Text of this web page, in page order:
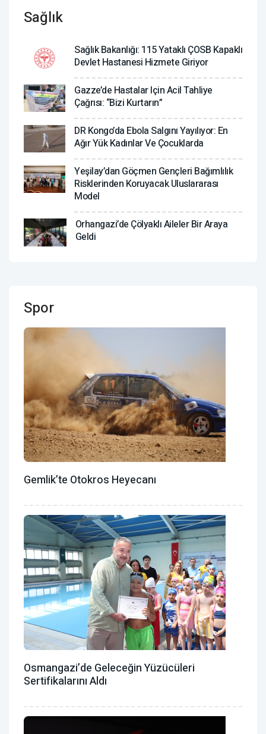
Sağlık
Sağlık Bakanlığı: 115 Yataklı ÇOSB Kapaklı
Devlet Hastanesi Hizmete Giriyor
Gazze’de Hastalar Için Acil Tahliye
Çağrısı: “Bizi Kurtarın”
DR Kongo’da Ebola Salgını Yayılıyor: En
Ağır Yük Kadınlar Ve Çocuklarda
Yeşilay’dan Göçmen Gençleri Bağımlılık
Risklerinden Koruyacak Uluslararası
Model
Orhangazi’de Çölyaklı Aileler Bir Araya
Geldi
Spor
Gemlik’te Otokros Heyecanı
Osmangazi’de Geleceğin Yüzücüleri
Sertifikalarını Aldı